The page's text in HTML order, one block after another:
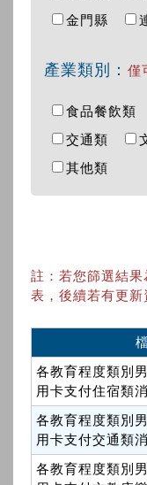
金門縣
產業類別： 僅
食品餐飲類
交通類
其他類
註：若您篩選結
表，後續若有更新
各教育程度類別
用卡支付住宿類
各教育程度類別
用卡支付交通類
各教育程度類別